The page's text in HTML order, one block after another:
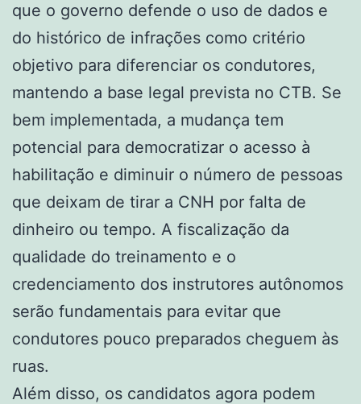
que o governo defende o uso de dados e
do histórico de infrações como critério
objetivo para diferenciar os condutores,
mantendo a base legal prevista no CTB. Se
bem implementada, a mudança tem
potencial para democratizar o acesso à
habilitação e diminuir o número de pessoas
que deixam de tirar a CNH por falta de
dinheiro ou tempo. A fiscalização da
qualidade do treinamento e o
credenciamento dos instrutores autônomos
serão fundamentais para evitar que
condutores pouco preparados cheguem às
ruas.
Além disso, os candidatos agora podem